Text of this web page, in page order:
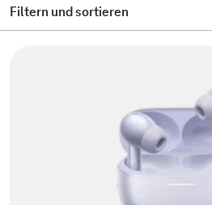
Filtern und sortieren